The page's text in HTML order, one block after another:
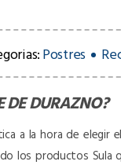
Postres
DE DURAZNO?
a la hora de elegir
los productos